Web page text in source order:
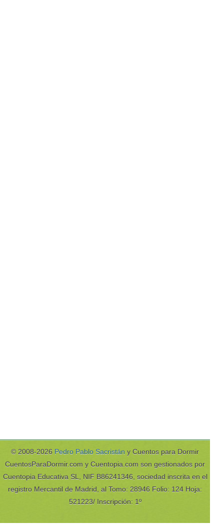
© 2008-2026 Pedro Pablo Sacristán y Cuentos para Dormir
CuentosParaDormir.com y Cuentopia.com son gestionados por
Cuentopia Educativa SL, NIF B86241346, sociedad inscrita en el
registro Mercantil de Madrid, al Tomo: 28946 Folio: 124 Hoja:
521223/ Inscripción: 1º